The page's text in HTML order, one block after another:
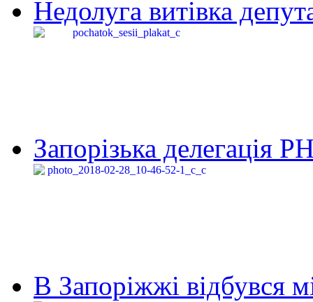
Недолуга витівка
Запорізька делегація
В Запоріжжі відбувся